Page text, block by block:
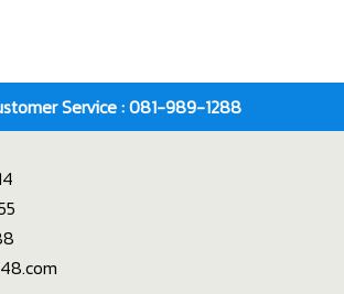
Service : 081-989-1288